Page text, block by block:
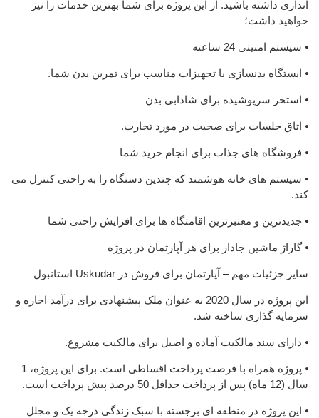
اندازی داشته باشید. از این پروژه برای شما بهترین خدمات را نیز
خواهید داشت؛
⦁ سیستم امنیتی 24 ساعته
⦁ ایستگاه بدنسازی با تجهیزات مناسب برای تمرین بدن شما.
⦁ استخر سرپوشیده برای شادابی بدن
⦁ اتاق جلسات برای صحبت در مورد تجارت.
⦁ فروشگاه های جذاب برای انجام خرید شما
⦁ سیستم های خانه هوشمند که چندین دستگاه را به راحتی کنترل می
کند.
⦁ جدیدترین و معتبرترین اقامتگاه ها برای افزایش راحتی شما
⦁ گاراژ ماشین جادار برای هر آپارتمان در پروژه
سایر جزئیات مهم – آپارتمان برای فروش در Uskudar استانبول
این پروژه در سال 2020 به عنوان ملک پیشنهادی برای درآمد اجاره و
سرمایه گذاری ساخته شد.
⦁ دارای سند مالکیت آماده و اصیل برای مالکیت مشروع.
⦁ پروژه همراه با فرصت پرداخت اقساطی است. برای این پروژه، 1
سال (12 ماه) پس از پرداخت حداقل 50 درصد پیش پرداخت است.
⦁ این پروژه در منطقه ای برجسته با سبک زندگی درجه یک و مجلل